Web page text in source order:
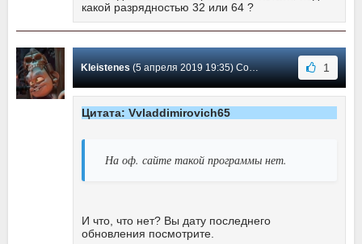
какой разрядностью 32 или 64 ?
Kleistenes(5 апреля 2019 19:35) Сообщение #43 1
Цитата: Vvladdimirovich65
На оф. сайте такой программы нет.
И что, что нет? Вы дату последнего
обновления посмотрите.